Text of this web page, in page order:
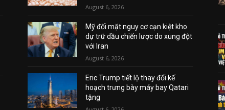
August 6, 2026
Mỹ đối mặt nguy cơ cạn kiệt kho
dự trữ dầu chiến lược do xung đột
với Iran
August 6, 2026
Eric Trump tiết lộ thay đổi kế
hoạch trưng bày máy bay Qatari
tặng